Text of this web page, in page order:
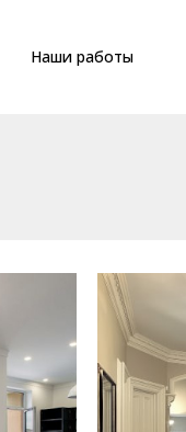
Наши работы